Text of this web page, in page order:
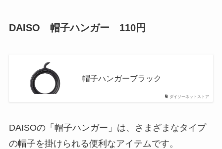
DAISO 帽子ハンガー 110円
ダイソーネットストア
帽子ハンガーブラック
DAISOの「帽子ハンガー」は、さまざまなタイプ
の帽子を掛けられる便利なアイテムです。